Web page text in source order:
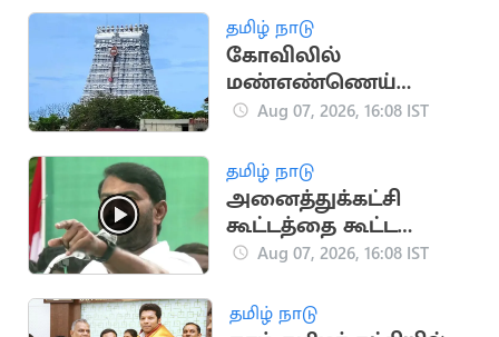
நேர்முகத் தேர்வு!
தமிழ் நாடு
கோவிலில்
மண்எண்ணெய்
ஊற்றி தீக்குளித்த
அதிர்ஷ்டவசமாக உயிர்
பிழைத்தார்
Aug 07, 2026, 16:08 IST
தமிழ் நாடு
அனைத்துக்கட்சி
கூட்டத்தை கூட்ட
வேண்டும்.. சீமான்
Aug 07, 2026, 16:08 IST
தமிழ் நாடு